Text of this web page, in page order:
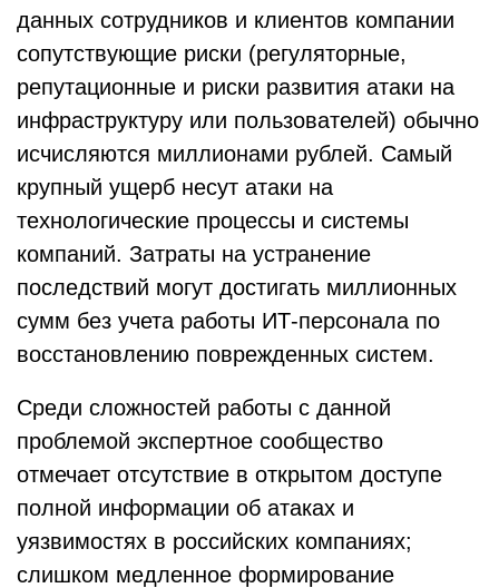
данных сотрудников и клиентов компании
сопутствующие риски (регуляторные,
репутационные и риски развития атаки на
инфраструктуру или пользователей) обычно
исчисляются миллионами рублей. Самый
крупный ущерб несут атаки на
технологические процессы и системы
компаний. Затраты на устранение
последствий могут достигать миллионных
сумм без учета работы ИТ-персонала по
восстановлению поврежденных систем.
Среди сложностей работы с данной
проблемой экспертное сообщество
отмечает отсутствие в открытом доступе
полной информации об атаках и
уязвимостях в российских компаниях;
слишком медленное формирование